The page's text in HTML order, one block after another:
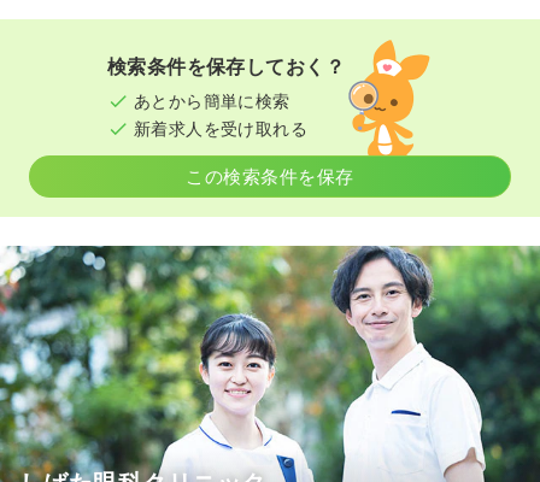
検索条件を保存しておく？
あとから簡単に検索
新着求人を受け取れる
この検索条件を保存